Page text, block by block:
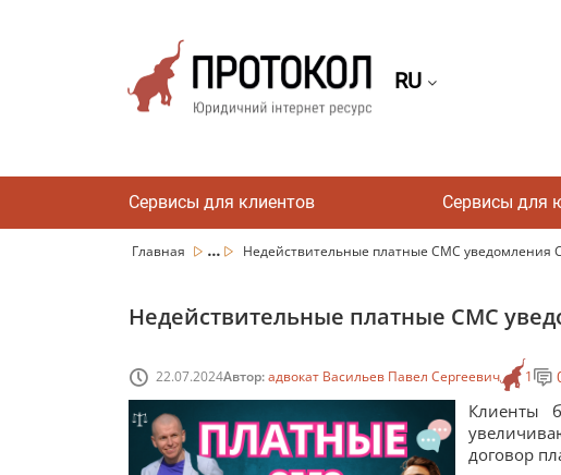
RU
Сервисы для клиентов Сервисы для
Главная ... Недействительные платные СМС уведомления
Недействительные платные СМС
22.07.2024Автор:адвокат Васильев Павел Сергеевич 1
Клиенты
договор